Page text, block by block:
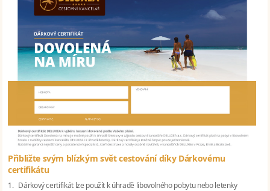
Přibližte svým blízkým svět cestování díky Dárkovému
certifikátu
1. Dárkový certifikát lze použít k úhradě libovolného pobytu nebo letenky